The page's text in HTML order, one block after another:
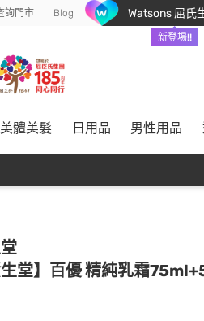
詢門市 Blog Watsons 屈氏
新登場!!
美體美髮 日用品 男性用品
生堂】百優 精純乳霜